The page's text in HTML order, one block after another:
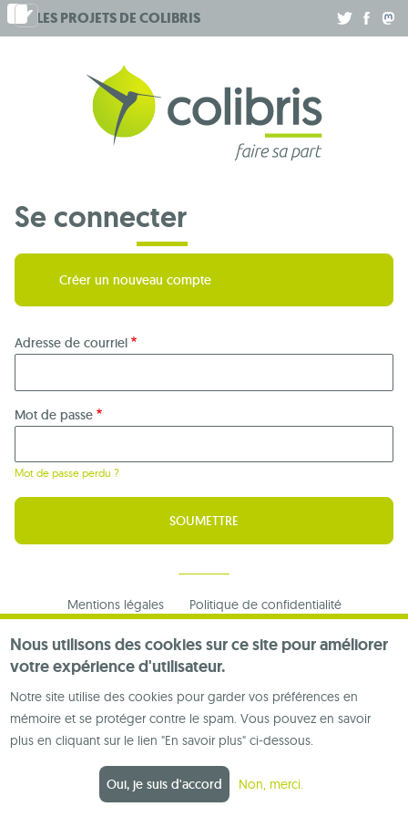
Nous utilisons des cookies sur ce site pour améliorer
votre expérience d'utilisateur.
Notre site utilise des cookies pour garder vos préférences en
mémoire et se protéger contre le spam. Vous pouvez en savoir
plus en cliquant sur le lien "En savoir plus" ci-dessous.
Oui, je suis d'accord Non, merci.
Aller
au
LES PROJETS DECOLIBRIS
Se connecter
Créer un nouveau compte
Adresse de courriel
Mot de passe
Mot de passe perdu ?
Footer
menu
Mentions légales Politique de confidentialité
Nous contacter